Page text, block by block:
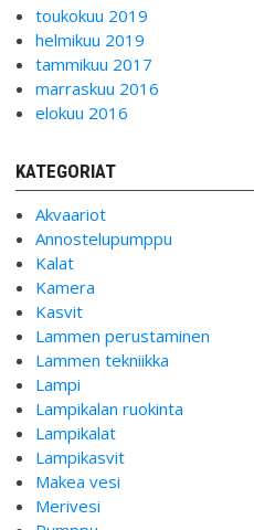
toukokuu 2019
helmikuu 2019
tammikuu 2017
marraskuu 2016
elokuu 2016
KATEGORIAT
Akvaariot
Annostelupumppu
Kalat
Kamera
Kasvit
Lammen perustaminen
Lammen tekniikka
Lampi
Lampikalan ruokinta
Lampikalat
Lampikasvit
Makea vesi
Merivesi